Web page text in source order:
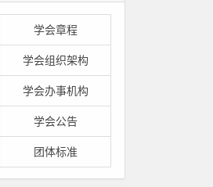
学会章程
学会组织架构
学会办事机构
学会公告
团体标准